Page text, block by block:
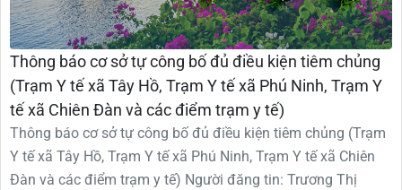
Thông báo cơ sở tự công bố đủ điều kiện tiêm chủng
(Trạm Y tế xã Tây Hồ, Trạm Y tế xã Phú Ninh, Trạm Y
tế xã Chiên Đàn và các điểm trạm y tế)
Thông báo cơ sở tự công bố đủ điều kiện tiêm chủng (Trạm
Y tế xã Tây Hồ, Trạm Y tế xã Phú Ninh, Trạm Y tế xã Chiên
Đàn và các điểm trạm y tế) Người đăng tin: Trương Thị